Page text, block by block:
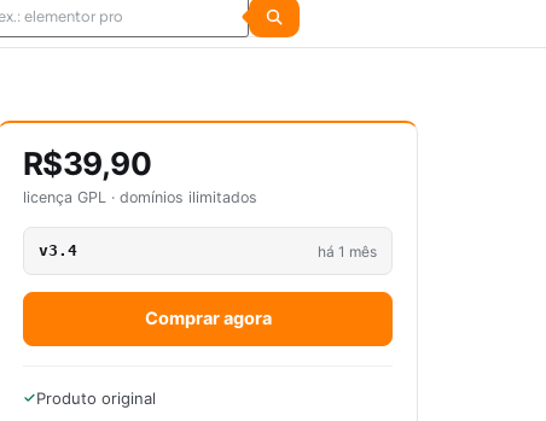
R$39,90
licença GPL · domínios ilimitados
v3.4 há 1 mês
Comprar agora
Produto original